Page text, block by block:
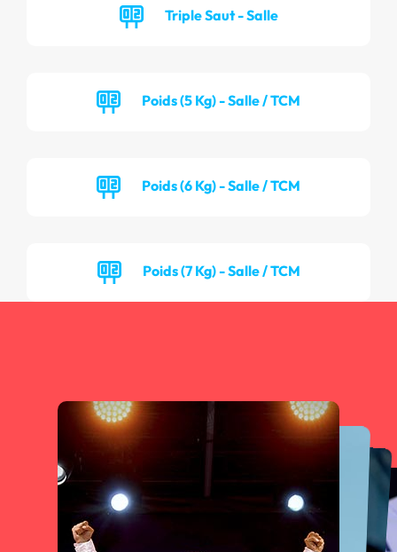
Triple Saut - Salle
Poids (5 Kg) - Salle / TCM
Poids (6 Kg) - Salle / TCM
Poids (7 Kg) - Salle / TCM